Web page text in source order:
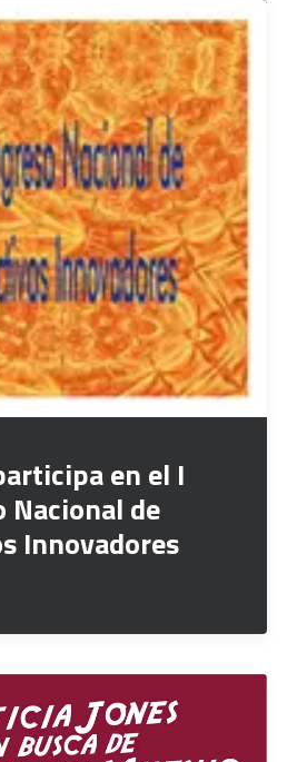
en el I
Nacional de
Innovadores